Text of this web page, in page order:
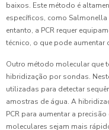
baixos. Este método é
específicos, como
entanto, a PCR requer
técnico, o que pode aumentar
Outro método molecular que
hibridização por sondas.
utilizadas para detectar
amostras de água. A
PCR para aumentar a
moleculares sejam mais